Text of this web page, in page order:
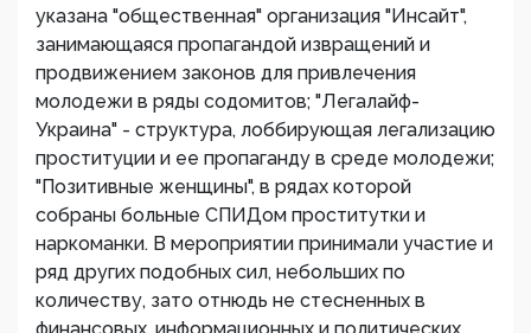
указана "общественная" организация "Инсайт",
занимающаяся пропагандой извращений и
продвижением законов для привлечения
молодежи в ряды содомитов; "Легалайф-
Украина" - структура, лоббирующая легализацию
проституции и ее пропаганду в среде молодежи;
"Позитивные женщины", в рядах которой
собраны больные СПИДом проститутки и
наркоманки. В мероприятии принимали участие и
ряд других подобных сил, небольших по
количеству, зато отнюдь не стесненных в